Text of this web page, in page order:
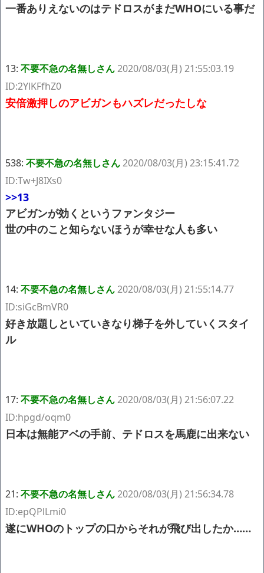
一番ありえないのはテドロスがまだWHOにいる事だ
13: 不要不急の名無しさん2020/08/03(月) 21:55:03.19
ID:2YlKFfhZ0
安倍激押しのアビガンもハズレだったしな
538: 不要不急の名無しさん2020/08/03(月) 23:15:41.72
ID:Tw+J8IXs0
>>13
アビガンが効くというファンタジー
世の中のこと知らないほうが幸せな人も多い
14: 不要不急の名無しさん2020/08/03(月) 21:55:14.77
ID:siGcBmVR0
好き放題しといていきなり梯子を外していくスタイ
ル
17: 不要不急の名無しさん2020/08/03(月) 21:56:07.22
ID:hpgd/oqm0
日本は無能アベの手前、テドロスを馬鹿に出来ない
21: 不要不急の名無しさん2020/08/03(月) 21:56:34.78
ID:epQPlLmi0
遂にWHOのトップの口からそれが飛び出したか……